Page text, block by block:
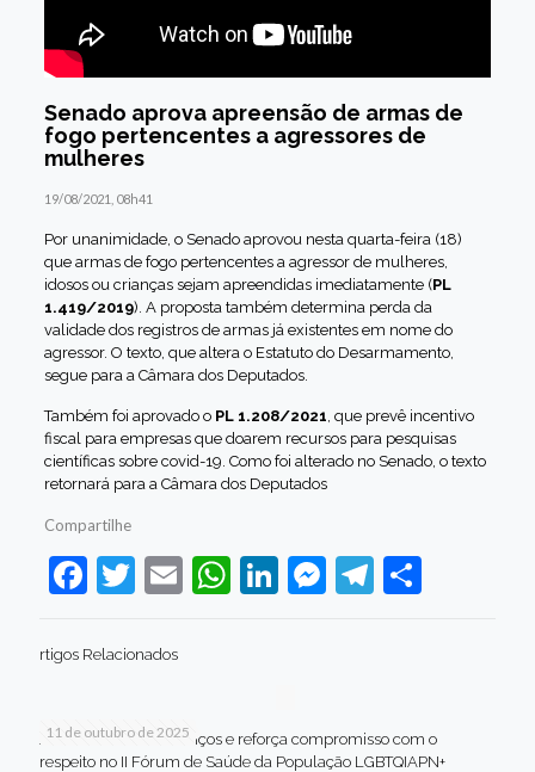
Senado aprova apreensão de armas de
fogo pertencentes a agressores de
mulheres
19/08/2021, 08h41
Por unanimidade, o Senado aprovou nesta quarta-feira (18)
que armas de fogo pertencentes a agressor de mulheres,
idosos ou crianças sejam apreendidas imediatamente(PL
1.419/2019). A proposta também determina perda da
validade dos registros de armas já existentes em nome do
agressor. O texto, que altera o Estatuto do Desarmamento,
segue para a Câmara dos Deputados.
Também foi aprovado o PL 1.208/2021, que prevê incentivo
fiscal para empresas que doarem recursos para pesquisas
científicas sobre covid-19. Como foi alterado no Senado, o texto
retornará para a Câmara dos Deputados
Compartilhe
Facebook
Twitter
EmailWhatsApp
LinkedIn
Messenger
Telegram
Share
rtigos Relacionados
11 de outubro de 2025
Jaboatão celebra avanços e reforça compromisso com o
respeito no II Fórum de Saúde da População LGBTQIAPN+